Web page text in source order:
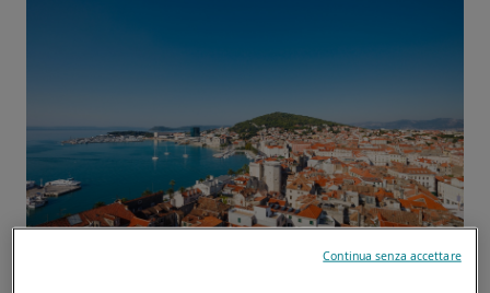
Continua senza accettare